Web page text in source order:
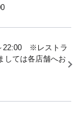
22:00 ※レストラ
しては各店舗へお